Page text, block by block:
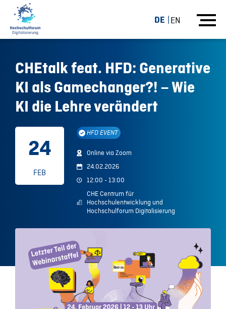
DE EN
CHEtalk feat. HFD: Generative
KI als Gamechanger?! – Wie
KI die Lehre verändert
24
FEB
HFD EVENT
Online via Zoom
24.02.2026
12:00 - 13:00
CHE Centrum für
Hochschulentwicklung und
Hochschulforum Digitalisierung